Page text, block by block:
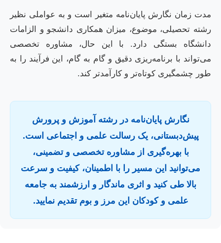
مدت زمان نگارش پایان‌نامه متغیر است و به عواملی نظیر
رشته تحصیلی، موضوع، میزان همکاری دانشجو و الزامات
دانشگاه بستگی دارد. با این حال، مشاوره تخصصی
می‌تواند با برنامه‌ریزی دقیق و گام به گام، این فرآیند را به
طور چشمگیری کوتاه‌تر و کارآمدتر کند.
نگارش پایان‌نامه در رشته آموزش و پرورش
پیش‌دبستانی، یک رسالت علمی و اجتماعی است.
با بهره‌گیری از مشاوره تخصصی و تضمینی،
می‌توانید این مسیر را با اطمینان، کیفیت و سرعت
بالا طی کنید و اثری ماندگار و ارزشمند به جامعه
علمی و کودکان این مرز و بوم تقدیم نمایید.